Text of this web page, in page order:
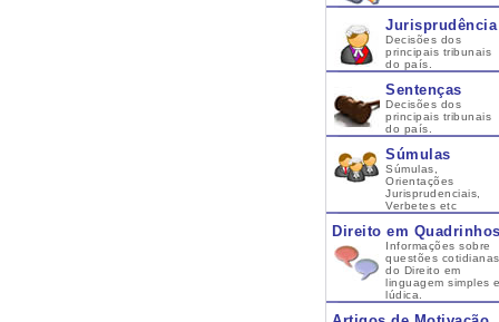
Jurisprudência
Decisões dos
principais tribunais
do país.
Sentenças
Decisões dos
principais tribunais
do país.
Súmulas
Súmulas,
Orientações
Jurisprudenciais,
Verbetes etc
Direito em Quadrinhos
Informações sobre
questões cotidianas
do Direito em
linguagem simples e
lúdica.